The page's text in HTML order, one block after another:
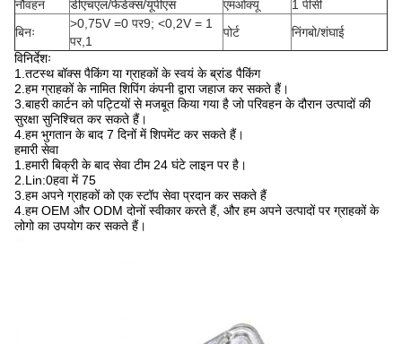
नौवहन डीएचएल/फेडेक्स/यूपीएस एमओक्यू
1 पीसी
बिनः
>0,75V =0 पर9; <0,2V = 1
पर,1
पोर्ट
निंगबो/शंघाई
विनिर्देशः
1. तटस्थ बॉक्स पैकिंग या ग्राहकों के स्वयं के ब्रांड पैकिंग
2. हम ग्राहकों के नामित शिपिंग कंपनी द्वारा जहाज कर सकते हैं।
3. बाहरी कार्टन को पट्टियों से मजबूत किया गया है जो परिवहन के दौरान उत्पादों की
सुरक्षा सुनिश्चित कर सकते हैं।
4. हम भुगतान के बाद 7 दिनों में शिपमेंट कर सकते हैं।
हमारी सेवा
1. हमारी बिक्री के बाद सेवा टीम 24 घंटे लाइन पर है।
2. Lin:0हवा में 75
3. हम अपने ग्राहकों को एक स्टॉप सेवा प्रदान कर सकते हैं
4. हम OEM और ODM दोनों स्वीकार करते हैं, और हम अपने उत्पादों पर ग्राहकों के
लोगो का उपयोग कर सकते हैं।